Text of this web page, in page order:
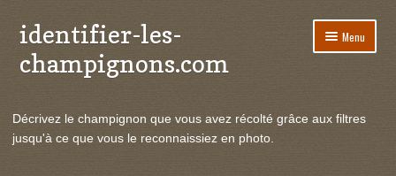
Aller
à
la
Aller
au
contenu
identifier-les-
champignons.com
Menu
le
Actualités
Décrivez le champignon que vous avez récolté grâce aux filtres
jusqu'à ce que vous le reconnaissiez en photo.